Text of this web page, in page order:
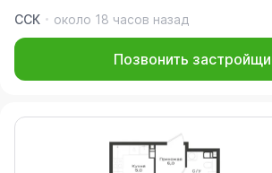
ССК
около 18 часов назад
Позвонить